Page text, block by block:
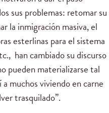
sus problemas: retomar su
la inmigración masiva, el
esterlinas para el sistema
han cambiado su discurso
pueden materializarse tal
muchos viviendo en carne
trasquilado”.